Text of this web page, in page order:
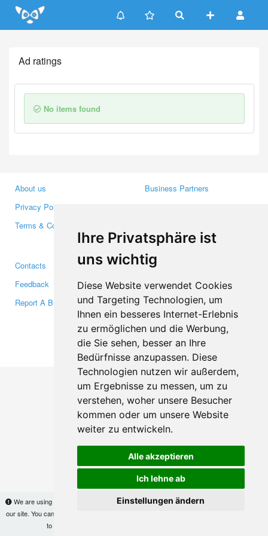
Ihre Privatsphäre ist
uns wichtig
Diese Website verwendet Cookies
und Targeting Technologien, um
Ihnen ein besseres Internet-Erlebnis
zu ermöglichen und die Werbung,
die Sie sehen, besser an Ihre
Bedürfnisse anzupassen. Diese
Technologien nutzen wir außerdem,
um Ergebnisse zu messen, um zu
verstehen, woher unsere Besucher
kommen oder um unsere Website
weiter zu entwickeln.
Alle akzeptieren
Ich lehne ab
Einstellungen ändern
Update cookies preferences
We are using cookies to provide statistics that help us give you the best experience of
our site. You can find out more
to use the site without changes, you are agreeing to it.
Ad ratings
No items found
About us
Privacy Policy
Terms & Conditions
Business Partners
Media
Contacts
Feedback
Report A Bug
Facebook
Twitter
YouTube
Google+
Makis© Copyright 2026